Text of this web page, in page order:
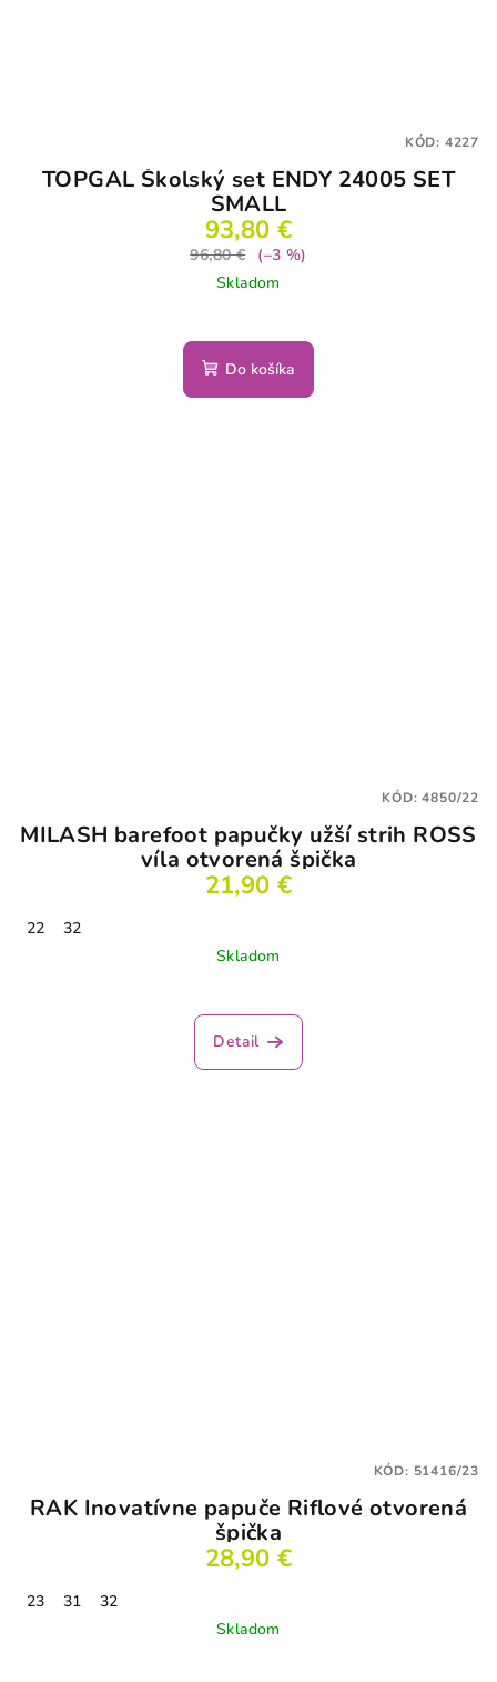
TOPGAL Školský set ENDY 24005 SET
SMALL
93,80 €
96,80 €
(–3 %)
Skladom
Do košíka
KÓD: 4227
MILASH barefoot papučky užší strih ROSS
víla otvorená špička
21,90 €
22
32
Skladom
Detail
KÓD:4850/22
RAK Inovatívne papuče Riflové otvorená
špička
28,90 €
23 31
32
Skladom
KÓD: 51416/23